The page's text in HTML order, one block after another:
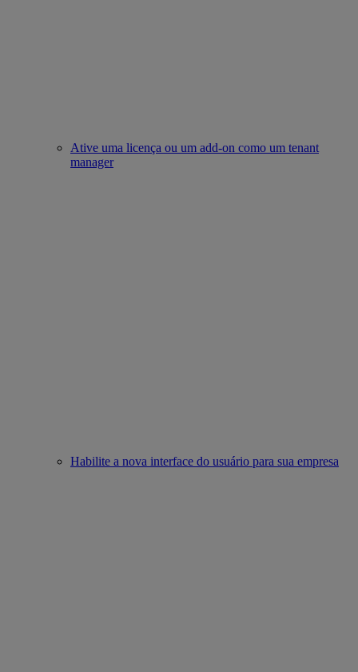
Ative uma licença ou um add-on como um tenant
manager
Habilite a nova interface do usuário para sua empresa